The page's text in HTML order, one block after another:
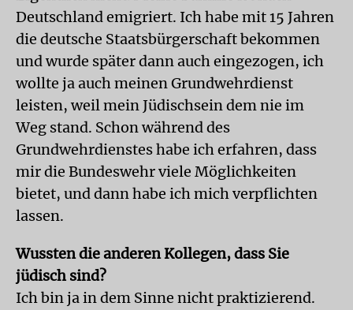
Deutschland emigriert. Ich habe mit 15 Jahren
die deutsche Staatsbürgerschaft bekommen
und wurde später dann auch eingezogen, ich
wollte ja auch meinen Grundwehrdienst
leisten, weil mein Jüdischsein dem nie im
Weg stand. Schon während des
Grundwehrdienstes habe ich erfahren, dass
mir die Bundeswehr viele Möglichkeiten
bietet, und dann habe ich mich verpflichten
lassen.
Wussten die anderen Kollegen, dass Sie
jüdisch sind?
Ich bin ja in dem Sinne nicht praktizierend.